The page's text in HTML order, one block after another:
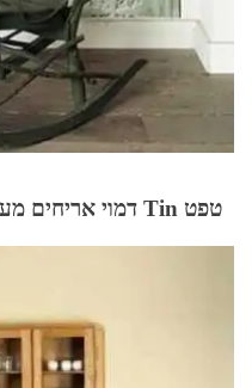
טפט Tin דמוי אריחים מעוטרים